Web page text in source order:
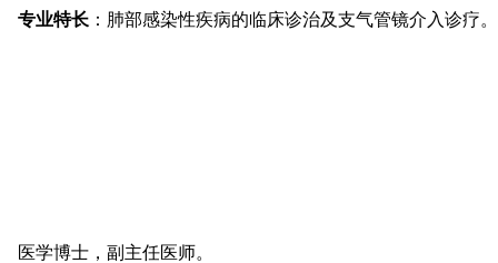
专业特长 ：肺部感染性疾病的临床诊治及支气管镜介入诊疗。
医学博士，副主任医师。